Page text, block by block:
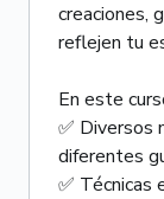
creaciones,
reflejen tu
En este
✅ Diversos
diferentes
✅ Técnicas